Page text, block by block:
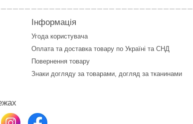
Інформація
Угода користувача
Оплата та доставка товару по Україні та СНД
Повернення товару
Знаки догляду за товарами, догляд за тканинами